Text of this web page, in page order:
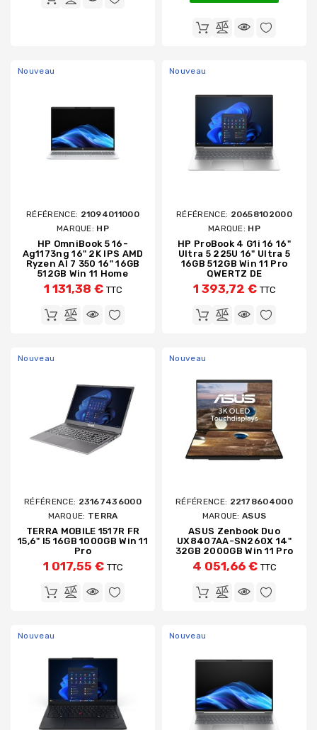
Nouveau
RÉFÉRENCE: 21094011000
MARQUE: HP
HP OmniBook 5 16-
Ag1173ng 16" 2K IPS AMD
Ryzen AI 7 350 16" 16GB
512GB Win 11 Home
1 131,38 € TTC
Nouveau
RÉFÉRENCE: 20658102000
MARQUE: HP
HP ProBook 4 G1i 16 16"
Ultra 5 225U 16" Ultra 5
16GB 512GB Win 11 Pro
QWERTZ DE
1 393,72 € TTC
Nouveau
RÉFÉRENCE: 23167436000
MARQUE: TERRA
TERRA MOBILE 1517R FR
15,6" I5 16GB 1000GB Win 11
Pro
1 017,55 € TTC
Nouveau
RÉFÉRENCE: 22178604000
MARQUE:ASUS
ASUS Zenbook Duo
UX8407AA-SN260X 14"
32GB 2000GB Win 11 Pro
4 051,66 € TTC
Nouveau Nouveau